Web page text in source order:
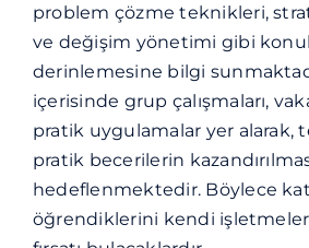
problem çözme teknikleri,
ve değişim yönetimi gibi
derinlemesine bilgi
içerisinde grup çalışmaları,
pratik uygulamalar yer alarak,
pratik becerilerin
hedeflenmektedir. Böylece
öğrendiklerini kendi